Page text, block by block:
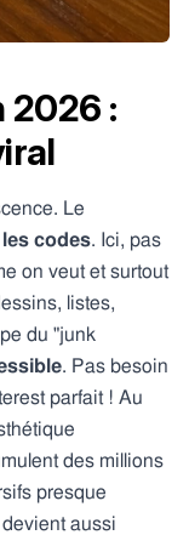
2026 :
Le
codes. Ici, pas
on veut et surtout
listes,
du "junk
. Pas besoin
parfait ! Au
des millions
presque
aussi